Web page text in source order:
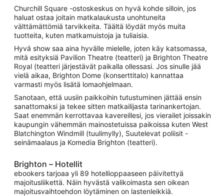
Churchill Square -ostoskeskus on hyvä kohde silloin, jos
haluat ostaa joitain matkalaukusta unohtuneita
välttämättömiä tarvikkeita. Täältä löydät myös muita
tuotteita, kuten matkamuistoja ja tuliaisia.
Hyvä show saa aina hyvälle mielelle, joten käy katsomassa,
mitä esityksiä Pavilion Theatre (teatteri) ja Brighton Theatre
Royal (teatteri järjestävät paikalla ollessasi. Jos sinulle jää
vielä aikaa, Brighton Dome (konserttitalo) kannattaa
varmasti myös lisätä lomaohjelmaan.
Sanotaan, että uusiin paikkoihin tutustuminen jättää ensin
sanattomaksi ja tekee sitten matkailijasta tarinankertojan.
Saat enemmän kerrottavaa kavereillesi, jos vierailet joissakin
kaupungin vähemmän mainostetuissa paikoissa kuten West
Blatchington Windmill (tuulimylly), Suutelevat poliisit -
seinämaalaus ja Komedia Brighton (teatteri).
Brighton – Hotellit
ebookers tarjoaa yli 89 hotellioppaaseen päivitettyä
majoitusliikettä. Näin hyvästä valikoimasta sen oikean
majoitusvaihtoehdon löytäminen on lastenleikkiä.